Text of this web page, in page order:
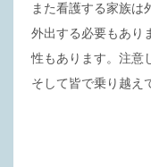
また看護する家族は
外出する必要もあり
性もあります。注意
そして皆で乗り越え